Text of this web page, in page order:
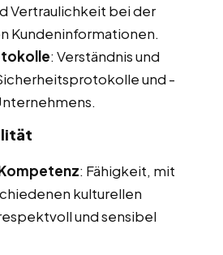
Vertraulichkeit bei der
Kundeninformationen.
: Verständnis und
und -
: Fähigkeit, mit
kulturellen
und sensibel